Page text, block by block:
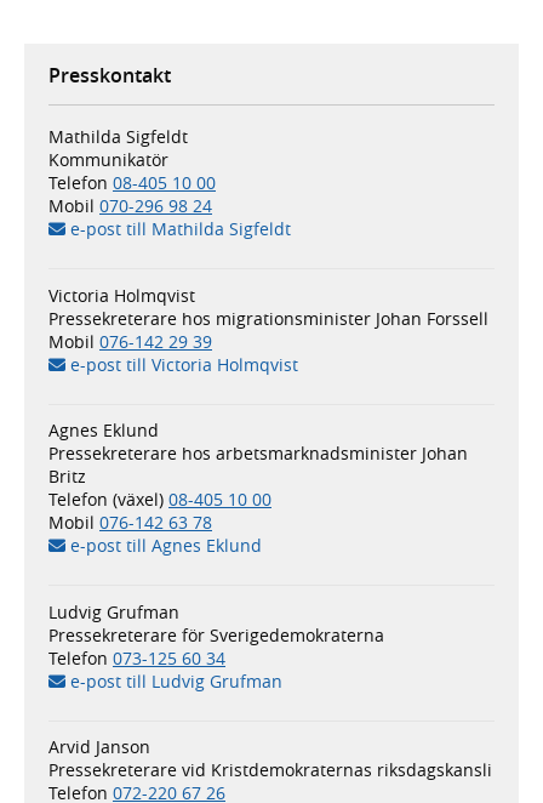
Presskontakt
Mathilda Sigfeldt
Kommunikatör
Telefon 08-405 10 00
Mobil 070-296 98 24
e-post till Mathilda Sigfeldt
Victoria Holmqvist
Pressekreterare hos migrationsminister Johan Forssell
Mobil 076-142 29 39
e-post till Victoria Holmqvist
Agnes Eklund
Pressekreterare hos arbetsmarknadsminister Johan
Britz
Telefon (växel) 08-405 10 00
Mobil 076-142 63 78
e-post till Agnes Eklund
Ludvig Grufman
Pressekreterare för Sverigedemokraterna
Telefon 073-125 60 34
e-post till Ludvig Grufman
Arvid Janson
Pressekreterare vid Kristdemokraternas riksdagskansli
Telefon 072-220 67 26